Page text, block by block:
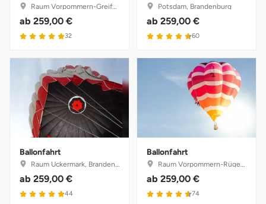
Raum Vorpommern-Greifswald, Mecklenburg-Vorpommern
ab 259,00 €
5 von 5
32
Potsdam, Brandenburg
ab 259,00 €
4.7 von 5
60
Ballonfahrt
Raum Uckermark, Brandenburg
ab 259,00 €
4.9 von 5
44
Ballonfahrt
Raum Vorpommern-Rügen, Mecklenburg-Vorpommern
ab 259,00 €
4.6 von 5
74